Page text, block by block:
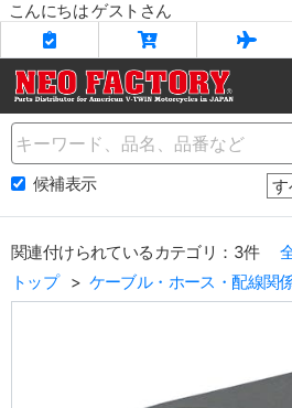
こんにちは ゲストさん
Name
候補表示
関連付けられているカテゴリ：3件
トップ
ケーブル・ホース・配線関